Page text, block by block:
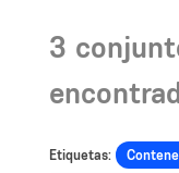
3
Etiquetas: